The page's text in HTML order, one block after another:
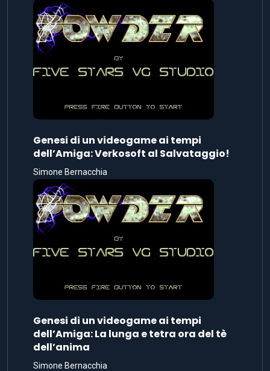
Genesi di un videogame ai tempi
dell’Amiga: Verkosoft al Salvataggio!
Simone Bernacchia
Genesi di un videogame ai tempi
dell’Amiga: La lunga e tetra ora del tè
dell’anima
Simone Bernacchia